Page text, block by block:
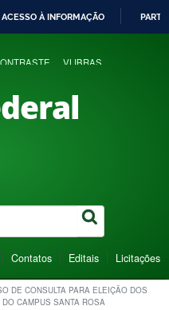
ACESSO À INFORMAÇÃO
VLIBRAS
Contatos Editais Licitações
DE CONSULTA PARA ELEIÇÃO DOS
CAMPUS SANTA ROSA